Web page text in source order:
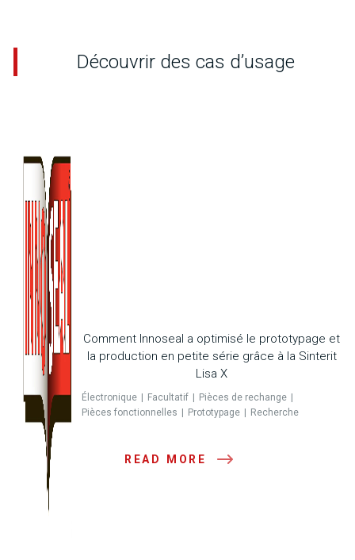
Découvrir des cas d’usage
Comment Innoseal a optimisé le prototypage et
la production en petite série grâce à la Sinterit
Lisa X
Électronique Facultatif
Pièces de rechange
Pièces fonctionnelles
Prototypage Recherche
READ MORE